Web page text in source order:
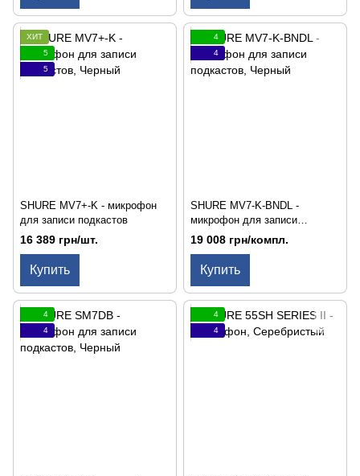
ХИТ
5
5
SHURE MV7+-K - микрофон
для записи подкастов
16 389 грн/шт.
Купить
4
4
SHURE MV7-K-BNDL -
микрофон для записи
подкастов
19 008 грн/компл.
Купить
4
4
4
4